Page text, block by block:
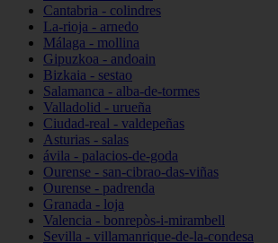
Cantabria - colindres
La-rioja - arnedo
Málaga - mollina
Gipuzkoa - andoain
Bizkaia - sestao
Salamanca - alba-de-tormes
Valladolid - urueña
Ciudad-real - valdepeñas
Asturias - salas
ávila - palacios-de-goda
Ourense - san-cibrao-das-viñas
Ourense - padrenda
Granada - loja
Valencia - bonrepòs-i-mirambell
Sevilla - villamanrique-de-la-condesa